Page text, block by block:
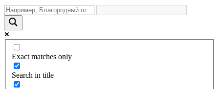
Exact matches only
Search in title